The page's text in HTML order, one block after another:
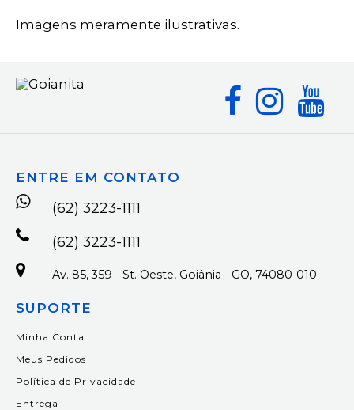
Imagens meramente ilustrativas.
ENTRE EM CONTATO
(62) 3223-1111
(62) 3223-1111
Av. 85, 359 - St. Oeste, Goiânia - GO, 74080-010
SUPORTE
Minha Conta
Meus Pedidos
Política de Privacidade
Entrega